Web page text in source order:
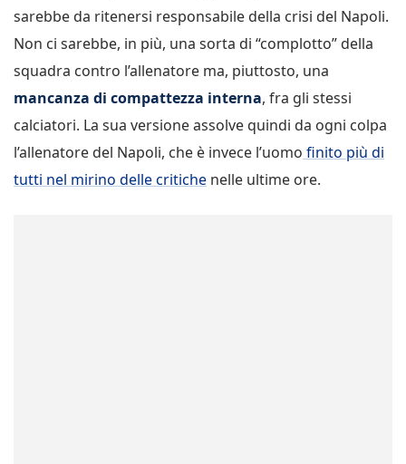
sarebbe da ritenersi responsabile della crisi del Napoli.
Non ci sarebbe, in più, una sorta di “complotto” della
squadra contro l’allenatore ma, piuttosto, una
mancanza di compattezza interna, fra gli stessi
calciatori. La sua versione assolve quindi da ogni colpa
l’allenatore del Napoli, che è invece l’uomo finito più di
tutti nel mirino delle critiche nelle ultime ore.